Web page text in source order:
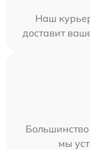
Наш
доставит
мы